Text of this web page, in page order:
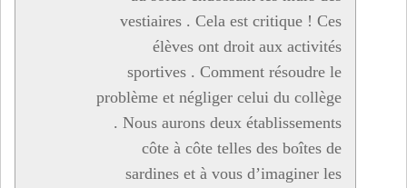
vestiaires . Cela est critique ! Ces
élèves ont droit aux activités
sportives . Comment résoudre le
problème et négliger celui du collège
. Nous aurons deux établissements
côte à côte telles des boîtes de
sardines et à vous d’imaginer les